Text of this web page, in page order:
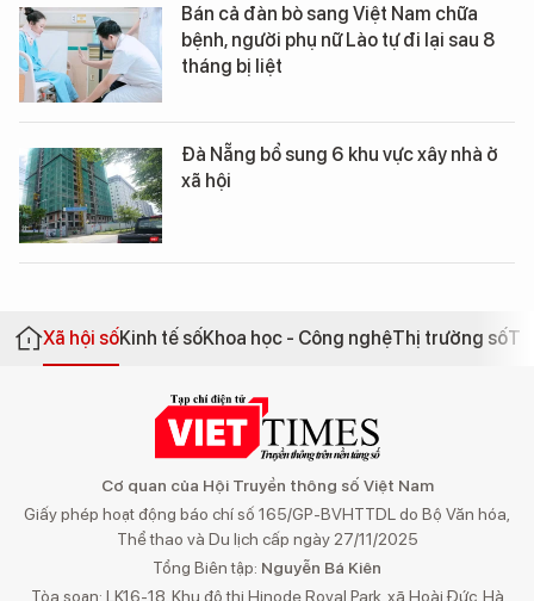
Bán cả đàn bò sang Việt Nam chữa
bệnh, người phụ nữ Lào tự đi lại sau 8
tháng bị liệt
Đà Nẵng bổ sung 6 khu vực xây nhà ở
xã hội
Xã hội sốKinh tế sốKhoa học - Công nghệThị trường số
Cơ quan của Hội Truyền thông số Việt Nam
Giấy phép hoạt động báo chí số 165/GP-BVHTTDL do Bộ Văn hóa,
Thể thao và Du lịch cấp ngày 27/11/2025
Tổng Biên tập: Nguyễn Bá Kiên
Tòa soạn: LK16-18, Khu đô thị Hinode Royal Park, xã Hoài Đức, Hà